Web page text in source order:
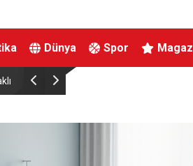
Dünya Spor
MHP Kütahya’da ilçe kongreleri 13